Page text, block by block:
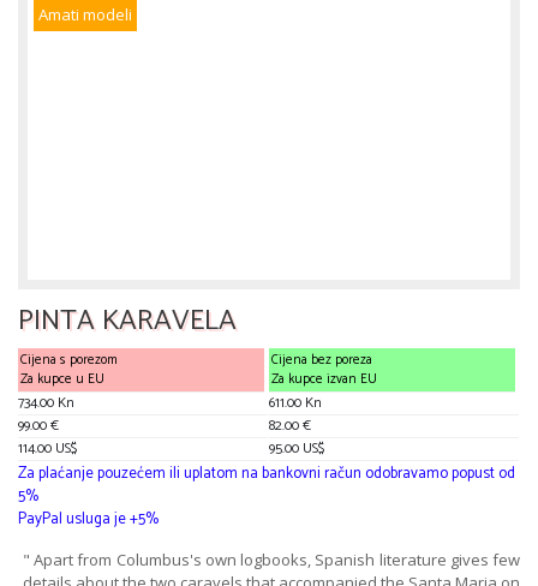
Amati modeli
PINTA KARAVELA
Cijena s porezom
Za kupce u EU
734.00 Kn
99.00 €
114.00 US$
Cijena bez poreza
Za kupce izvan EU
611.00 Kn
82.00 €
95.00 US$
Za plaćanje pouzećem ili uplatom na bankovni račun odobravamo popust od
5%
PayPal usluga je +5%
" Apart from Columbus's own logbooks, Spanish literature gives few